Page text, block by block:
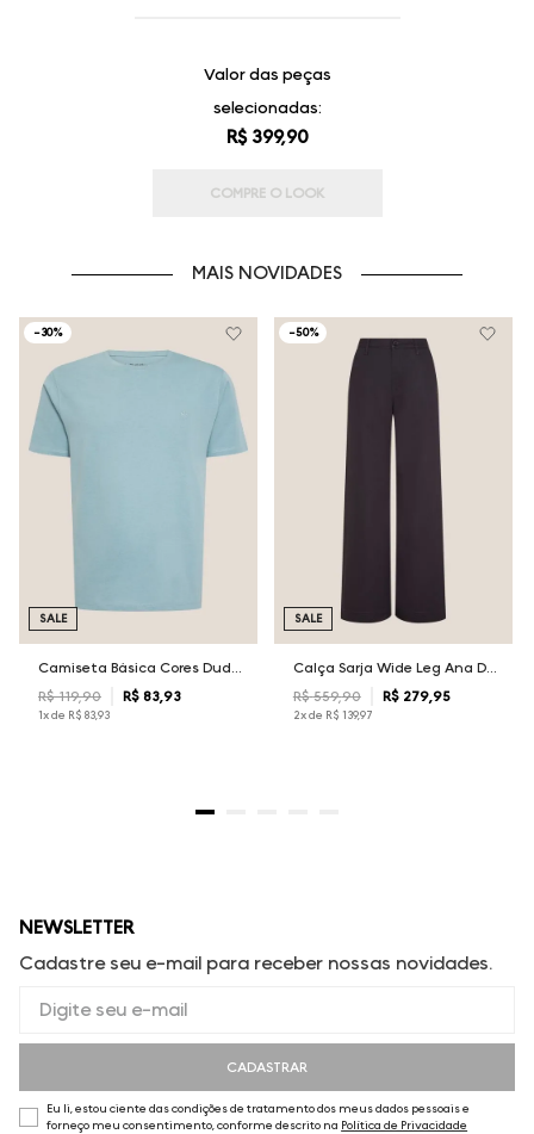
Valor das peças
selecionadas:
R$ 399,90
COMPRE O LOOK
MAIS NOVIDADES
-30%
R$ 119,90 R$ 83, 93
1x de R$ 83,93
SALE
-50%
Calça Sarja Wide Leg Ana Dudalina Feminina
R$ 559,90 R$ 279, 95
2x de R$ 139,97
SALE
NEWSLETTER
Cadastre seu e-mail para receber nossas novidades.
CADASTRAR
Eu li, estou ciente das condições de tratamento dos meus dados pessoais e
forneço meu consentimento, conforme descrito na Política de Privacidade